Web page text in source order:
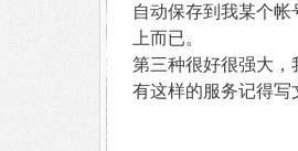
自动保存到我某个
上而已。
第三种很好很强大，
有这样的服务记得写